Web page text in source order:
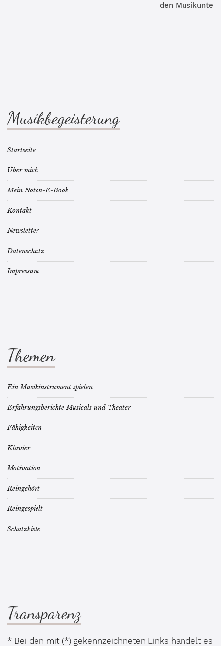
den
Musikbegeisterung
Startseite
Über mich
Mein Noten-E-Book
Kontakt
Newsletter
Datenschutz
Impressum
Themen
Ein Musikinstrument spielen
Erfahrungsberichte Musicals und Theater
Fähigkeiten
Klavier
Motivation
Reingehört
Reingespielt
Schatzkiste
Transparenz
* Bei den mit (*) gekennzeichneten Links handelt es